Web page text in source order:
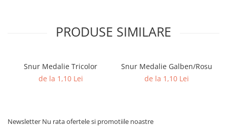
PRODUSE SIMILARE
Snur Medalie Tricolor
de la 1,10 Lei
Snur Medalie Galben/Rosu
de la 1,10 Lei
Newsletter Nu rata ofertele si promotiile noastre